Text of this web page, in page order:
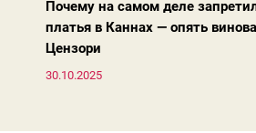
Почему на самом деле
платья в Каннах — опять
Цензори
30.10.2025